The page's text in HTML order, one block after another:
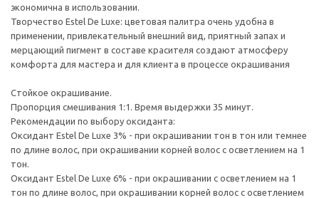
экономична в использовании.
Творчество Estel De Luxe: цветовая палитра очень удобна в
применении, привлекательный внешний вид, приятный запах и
мерцающий пигмент в составе красителя создают атмосферу
комфорта для мастера и для клиента в процессе окрашивания
Стойкое окрашивание.
Пропорция смешивания 1:1. Время выдержки 35 минут.
Рекомендации по выбору оксиданта:
Оксидант Estel De Luxe 3% - при окрашивании тон в тон или темнее
по длине волос, при окрашивании корней волос с осветлением на 1
тон.
Оксидант Estel De Luxe 6% - при окрашивании с осветлением на 1
тон по длине волос, при окрашивании корней волос с осветлением